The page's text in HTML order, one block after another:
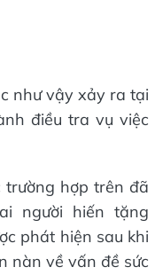
như vậy xảy ra tại
điều tra vụ việc
trường hợp trên đã
người hiến tặng
phát hiện sau khi
nàn về vấn đề sức